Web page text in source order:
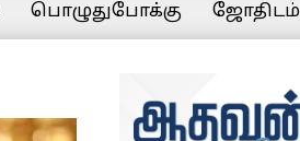
பொழுதுபோக்கு ஜோதிடம்